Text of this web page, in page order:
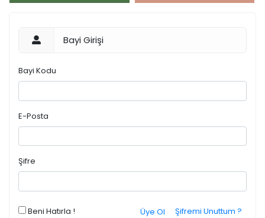
Bayi Girişi
Bayi Kodu
E-Posta
Şifre
Beni Hatırla ! Şifremi Unuttum ?
Üye Ol